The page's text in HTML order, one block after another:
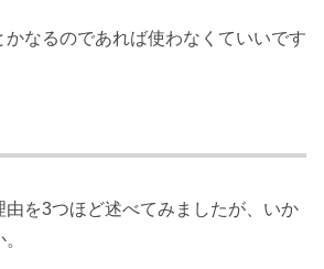
なるのであれば使わなくていいです
由を3つほど述べてみましたが、いか